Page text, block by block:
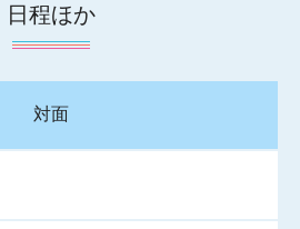
日程ほか
対面